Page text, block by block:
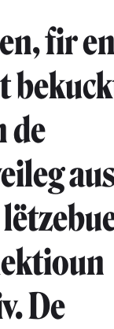
fir
de
De